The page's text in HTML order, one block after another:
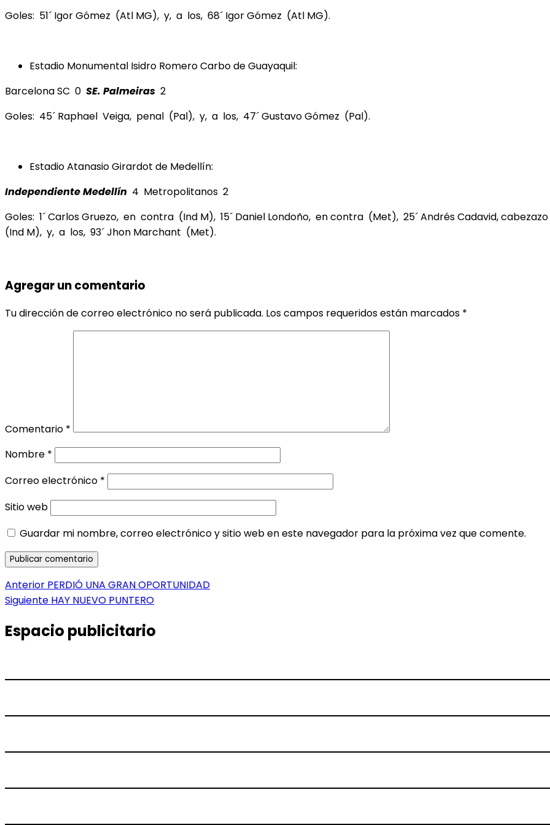
Goles: 51´ Igor Gómez (Atl MG), y, a los, 68´ Igor Gómez (Atl MG).
Estadio Monumental Isidro Romero Carbo de Guayaquil:
Barcelona SC 0 SE. Palmeiras 2
Goles: 45´ Raphael Veiga, penal (Pal), y, a los, 47´ Gustavo Gómez (Pal).
Estadio Atanasio Girardot de Medellín:
Independiente Medellín 4 Metropolitanos 2
Goles: 1´ Carlos Gruezo, en contra (Ind M), 15´ Daniel Londoño, en contra (Met), 25´ Andrés Cadavid,
(Ind M), y, a los, 93´ Jhon Marchant (Met).
Agregar un comentario
Tu dirección de correo electrónico no será publicada. Los campos requeridos están marcados *
Comentario *
Nombre *
Correo electrónico *
Sitio web
Guardar mi nombre, correo electrónico y sitio web en este navegador para la próxima vez que comente.
Navegación
de
entradas
Anterior Entrada
anterior:
PERDIÓ UNA GRAN OPORTUNIDAD
Siguiente Entrada
HAY NUEVO PUNTERO
Espacio publicitario